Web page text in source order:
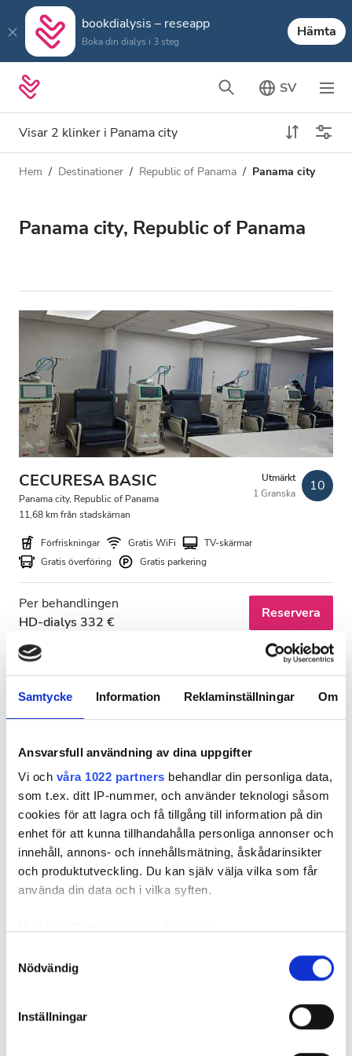
Samtycke Information Reklaminställningar Om
Ansvarsfull användning av dina uppgifter
Vi och våra 1022 partners behandlar din personliga data,
som t.ex. ditt IP-nummer, och använder teknologi såsom
cookies för att lagra och få tillgång till information på din
enhet för att kunna tillhandahålla personliga annonser och
innehåll, annons- och innehållsmätning, åskådarinsikter
och produktutveckling. Du kan själv välja vilka som får
använda din data och i vilka syften.
som kan ha en noggrannhet på upp till flera meter
Ta reda på mer om hur dina personliga uppgifter
Nödvändig
Inställningar
bookdialysis – reseapp
Boka din dialys i 3 steg
Hämta
SV
Visar 2 klinker i Panama city
Dialystyp
Alla dialyser
Acceptera
Patienter med HIV
Patienter med hepatit B
Patienter med hepatit C
GHIC
Lokaler
Gratis WiFi
Gratis parkering
Pris
0-100 EUR
100-200 EUR
200-300 EUR
Pass
Avstånd
Hem Destinationer Republic of Panama Panama city
Panama city, Republic of Panama
CECURESA BASIC
Panama city, Republic of Panama
11,68 km från stadskärnan
Utmärkt
1 Granska
10
Förfriskningar Gratis WiFi
TV-skärmar
Gratis överföring
Gratis parkering
Per behandlingen
HD-dialys 332 €
Reservera
CECURESA VIP
Panama city, Republic of Panama
11,68 km från stadskärnan
Per behandlingen
HD-dialys 465 €
Reservera